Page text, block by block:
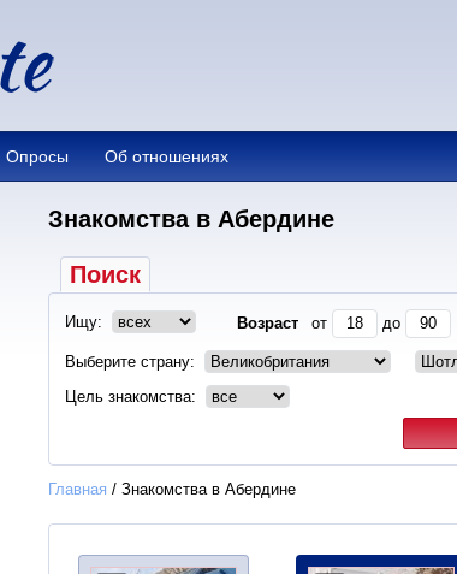
Опросы Об отношениях
Знакомства в Абердине
Поиск
Ищу: Возраст от до
Выберите страну:
Цель знакомства:
Главная / Знакомства в Абердине